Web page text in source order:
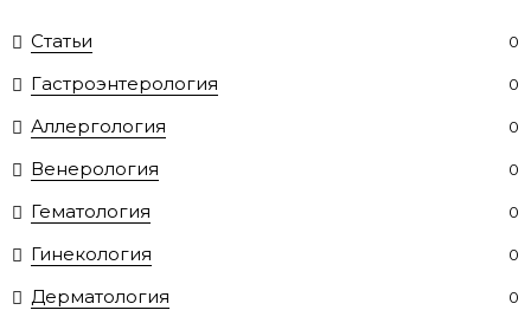
Статьи 0
Гастроэнтерология 0
Аллергология 0
Венерология 0
Гематология 0
Гинекология 0
Дерматология 0